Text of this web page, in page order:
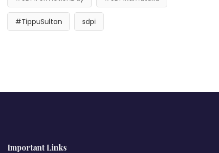
#TippuSultan sdpi
Important Links